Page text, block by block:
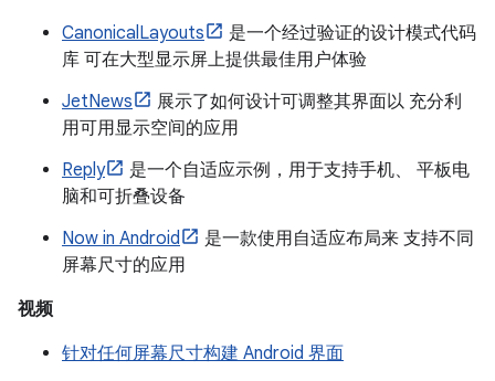
CanonicalLayouts
是一个经过验证的设计模式代码
库 可在大型显示屏上提供最佳用户体验
JetNews
展示了如何设计可调整其界面以 充分利
用可用显示空间的应用
Reply
是一个自适应示例，用于支持手机、 平板电
脑和可折叠设备
Now in Android
是一款使用自适应布局来 支持不同
屏幕尺寸的应用
视频
针对任何屏幕尺寸构建 Android 界面